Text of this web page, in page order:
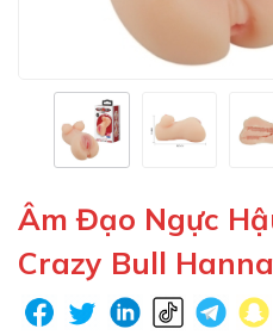
Âm Đạo Ngực
Crazy Bull